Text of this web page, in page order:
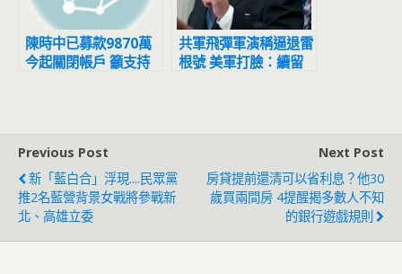
陳時中已募款9870萬
今起關閉帳戶 籲支持
共軍飛彈軍演稱逼退雷
根號 美軍打臉：續留
Previous Post
新「藍白合」浮現....民眾黨
推2名藍營背景女戰將參戰新
北、高雄立委
Next Post
房貸提前還清可以省利息？他30
歲買兩間房 4提醒揭多數人不知
的銀行遊戲規則